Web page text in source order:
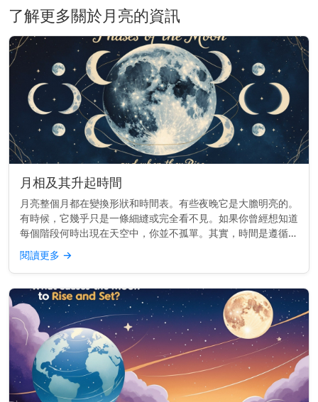
了解更多關於月亮的資訊
月相及其升起時間
月亮整個月都在變換形狀和時間表。有些夜晚它是大膽明亮的。
有時候，它幾乎只是一條細縫或完全看不見。如果你曾經想知道
每個階段何時出現在天空中，你並不孤單。其實，時間是遵循一
個節奏的。 重點提示： 每個月相的升起時間不同——從日出到
日落——這取決...
閱讀更多 →